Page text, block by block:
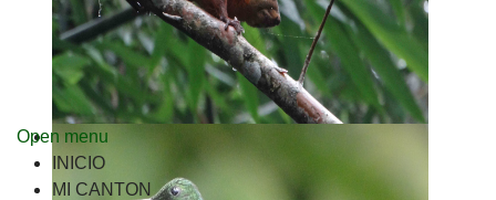
Open menu
INICIO
MI CANTON